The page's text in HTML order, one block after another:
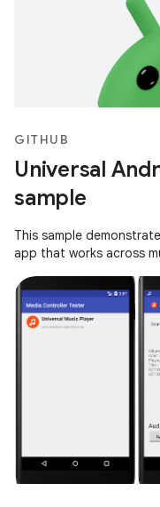
GITHUB
Universal
sample
This sample
app that works across